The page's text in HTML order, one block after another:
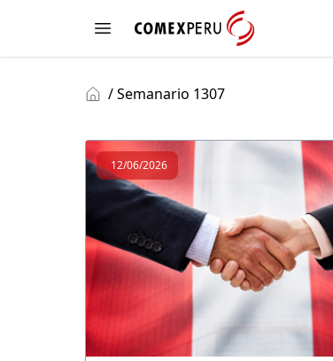
Open menu
ComexPerú
/ Semanario 1307
12/06/2026